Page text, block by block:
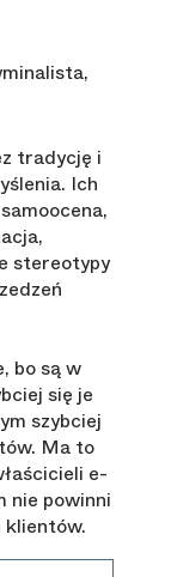
tradycję i
Ich
stereotypy
bo są w
się je
szybciej
Ma to
e-
nie powinni